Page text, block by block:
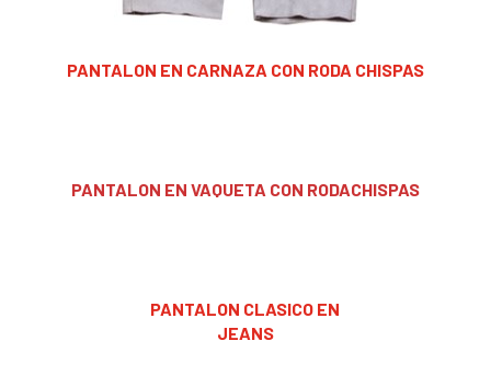
PANTALON EN CARNAZA CON RODA CHISPAS
PANTALON EN VAQUETA CON RODACHISPAS
PANTALON CLASICO EN
JEANS